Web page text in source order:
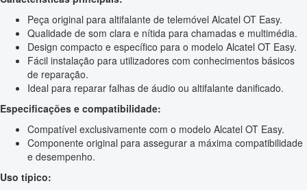
Peça original para altifalante de telemóvel Alcatel OT Easy.
Qualidade de som clara e nítida para chamadas e multimédia.
Design compacto e específico para o modelo Alcatel OT Easy.
Fácil instalação para utilizadores com conhecimentos básicos
de reparação.
Ideal para reparar falhas de áudio ou altifalante danificado.
Especificações e compatibilidade:
Compatível exclusivamente com o modelo Alcatel OT Easy.
Componente original para assegurar a máxima compatibilidade
e desempenho.
Uso típico: